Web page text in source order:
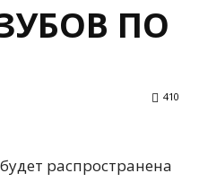
ПО
410
распространена